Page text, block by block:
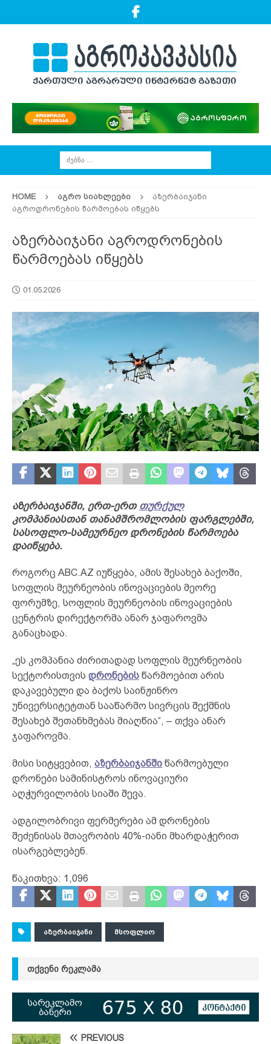
HOME ᲐᲒᲠᲝ ᲡᲘᲐᲮᲚᲔᲔᲑᲘ
აზერბაიჯანი
აგროდრონების წარმოებას იწყებს
აზერბაიჯანი აგროდრონების
წარმოებას იწყებს
01.05.2026
აზერბაიჯანში, ერთ-ერთ თურქულ
კომპანიასთან თანამშრომლობის ფარგლებში,
სასოფლო-სამეურნეო დრონების წარმოება
დაიწყება.
როგორც ABC.AZ იუწყება, ამის შესახებ ბაქოში,
სოფლის მეურნეობის ინოვაციების მეორე
ფორუმზე, სოფლის მეურნეობის ინოვაციების
ცენტრის დირექტორმა ანარ ჯაფაროვმა
განაცხადა.
„ეს კომპანია ძირითადად სოფლის მეურნეობის
სექტორისთვის დრონების წარმოებით არის
დაკავებული და ბაქოს საინჟინრო
უნივერსიტეტთან სააწარმო სივრცის შექმნის
შესახებ შეთანხმებას მიაღწია“, – თქვა ანარ
ჯაფაროვმა.
მისი სიტყვებით, აზერბაიჯანში წარმოებული
დრონები სამინისტროს ინოვაციური
აღჭურვილობის სიაში შევა.
ადგილობრივი ფერმერები ამ დრონების
შეძენისას მთავრობის 40%-იანი მხარდაჭერით
ისარგებლებენ.
წაკითხვა: 1,096
ᲐᲖᲔᲠᲑᲐᲘᲯᲐᲜᲘ ᲛᲡᲝᲤᲚᲘᲝ
ᲗᲥᲕᲔᲜᲘ ᲠᲔᲙᲚᲐᲛᲐ
PREVIOUS